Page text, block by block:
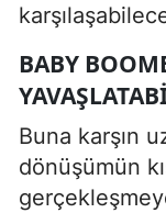
BABY
Buna karşın
dönüşümün